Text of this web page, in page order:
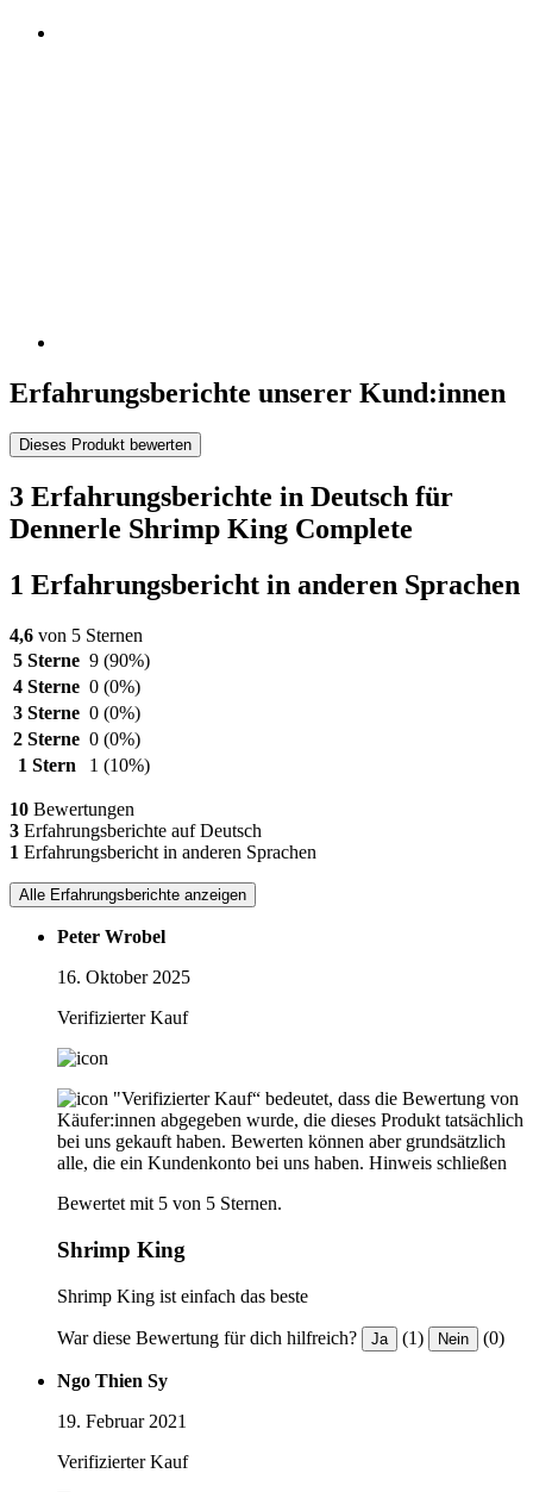
Erfahrungsberichte unserer Kund:innen
Dieses Produkt bewerten
3 Erfahrungsberichte in Deutsch für
Dennerle Shrimp King Complete
1 Erfahrungsbericht in anderen Sprachen
4,6 von 5 Sternen
5 Sterne 9 (90%)
4 Sterne 0 (0%)
3 Sterne 0 (0%)
2 Sterne 0 (0%)
1 Stern
1 (10%)
10 Bewertungen
3 Erfahrungsberichte auf Deutsch
1 Erfahrungsbericht in anderen Sprachen
Alle Erfahrungsberichte anzeigen
Peter Wrobel
16. Oktober 2025
Verifizierter Kauf
"Verifizierter Kauf“ bedeutet, dass die Bewertung von
Käufer:innen abgegeben wurde, die dieses Produkt tatsächlich
bei uns gekauft haben. Bewerten können aber grundsätzlich
alle, die ein Kundenkonto bei uns haben. Hinweis schließen
Bewertet mit 5 von 5 Sternen.
Shrimp King
Shrimp King ist einfach das beste
War diese Bewertung für dich hilfreich? Ja (1) Nein (0)
Ngo Thien Sy
19. Februar 2021
Verifizierter Kauf